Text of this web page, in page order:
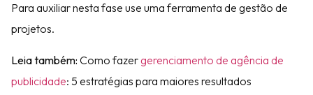
Para auxiliar nesta fase use uma ferramenta de gestão de
projetos.
Leia também: Como fazergerenciamento de agência de
publicidade: 5 estratégias para maiores resultados